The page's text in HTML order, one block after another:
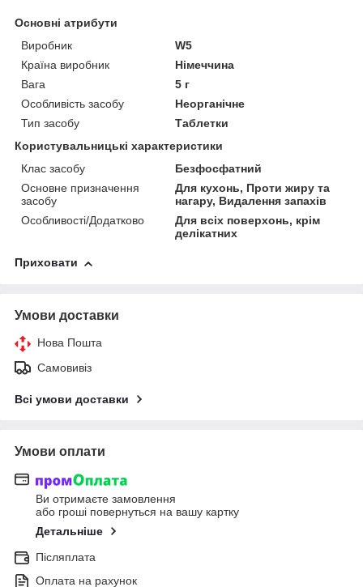
Основні атрибути
Виробник
W5
Країна виробник
Німеччина
Вага
5 г
Особливість засобу
Неорганічне
Тип засобу
Таблетки
Користувальницькі характеристики
Клас засобу
Безфосфатний
Основне призначення
засобу
Для кухонь, Проти жиру та
нагару, Видалення запахів
Особливості/Додатково
Для всіх поверхонь, крім
делікатних
Приховати
Умови доставки
Нова Пошта
Самовивіз
Всі умови доставки
Умови оплати
Ви отримаєте замовлення
або гроші повернуться на вашу картку
Детальніше
Післяплата
Оплата на рахунок